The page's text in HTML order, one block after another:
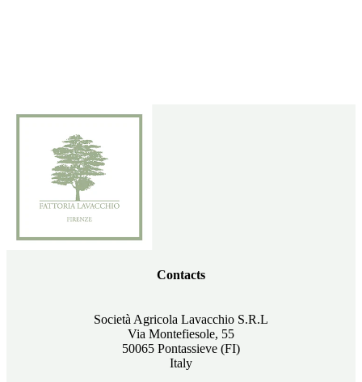
Contacts
Società Agricola Lavacchio S.R.L
Via Montefiesole, 55
50065 Pontassieve (FI)
Italy